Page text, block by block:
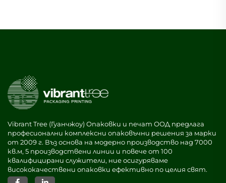
Vibrant Tree (Гуанчжоу) Опаковки и печат ООД предлага
професионални комплексни опаковъчни решения за марки
от 2009 г. Въз основа на модерно производство над 7000
кв.м, 5 производствени линии и повече от 100
квалифицирани служители, ние осигуряваме
висококачествени опаковки ефективно по целия свят.